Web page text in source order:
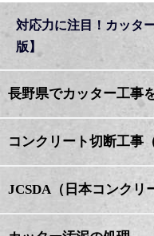
対応力に注目！カッタ
版】
長野県でカッター工事
コンクリート切断工事
JCSDA（日本コンクリ